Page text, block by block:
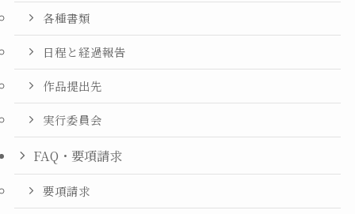
各種書類
日程と経過報告
作品提出先
実行委員会
FAQ・要項請求
要項請求